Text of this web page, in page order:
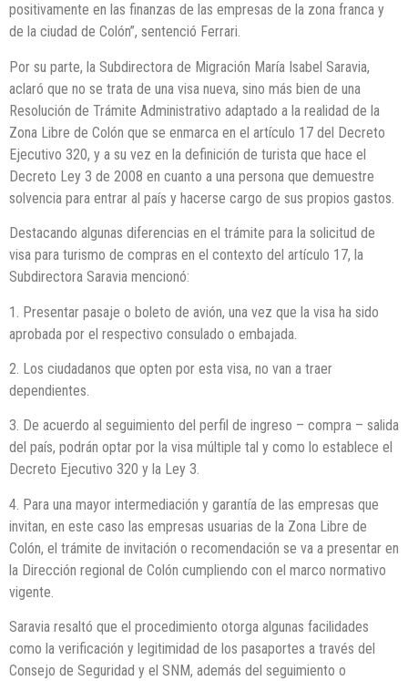
positivamente en las finanzas de las empresas de la zona franca y
de la ciudad de Colón”, sentenció Ferrari.
Por su parte, la Subdirectora de Migración María Isabel Saravia,
aclaró que no se trata de una visa nueva, sino más bien de una
Resolución de Trámite Administrativo adaptado a la realidad de la
Zona Libre de Colón que se enmarca en el artículo 17 del Decreto
Ejecutivo 320, y a su vez en la definición de turista que hace el
Decreto Ley 3 de 2008 en cuanto a una persona que demuestre
solvencia para entrar al país y hacerse cargo de sus propios gastos.
Destacando algunas diferencias en el trámite para la solicitud de
visa para turismo de compras en el contexto del artículo 17, la
Subdirectora Saravia mencionó:
1. Presentar pasaje o boleto de avión, una vez que la visa ha sido
aprobada por el respectivo consulado o embajada.
2. Los ciudadanos que opten por esta visa, no van a traer
dependientes.
3. De acuerdo al seguimiento del perfil de ingreso – compra – salida
del país, podrán optar por la visa múltiple tal y como lo establece el
Decreto Ejecutivo 320 y la Ley 3.
4. Para una mayor intermediación y garantía de las empresas que
invitan, en este caso las empresas usuarias de la Zona Libre de
Colón, el trámite de invitación o recomendación se va a presentar en
la Dirección regional de Colón cumpliendo con el marco normativo
vigente.
Saravia resaltó que el procedimiento otorga algunas facilidades
como la verificación y legitimidad de los pasaportes a través del
Consejo de Seguridad y el SNM, además del seguimiento o